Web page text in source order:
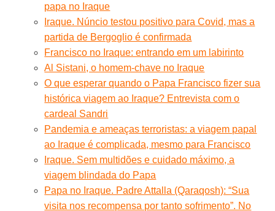
papa no Iraque
Iraque. Núncio testou positivo para Covid, mas a
partida de Bergoglio é confirmada
Francisco no Iraque: entrando em um labirinto
Al Sistani, o homem-chave no Iraque
O que esperar quando o Papa Francisco fizer sua
histórica viagem ao Iraque? Entrevista com o
cardeal Sandri
Pandemia e ameaças terroristas: a viagem papal
ao Iraque é complicada, mesmo para Francisco
Iraque. Sem multidões e cuidado máximo, a
viagem blindada do Papa
Papa no Iraque. Padre Attalla (Qaraqosh): “Sua
visita nos recompensa por tanto sofrimento”. No